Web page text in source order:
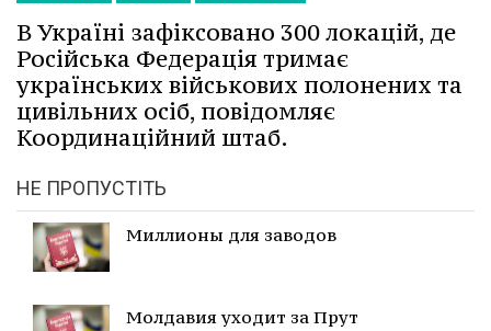
В Україні зафіксовано 300 локацій, де
Російська Федерація тримає
українських військових полонених та
цивільних осіб, повідомляє
Координаційний штаб.
НЕ ПРОПУСТІТЬ
Миллионы для заводов
Молдавия уходит за Прут